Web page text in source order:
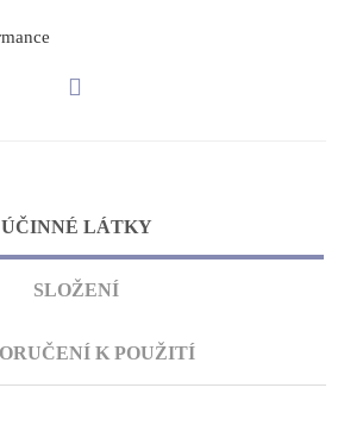
ÚČINNÉ LÁTKY
SLOŽENÍ
K POUŽITÍ